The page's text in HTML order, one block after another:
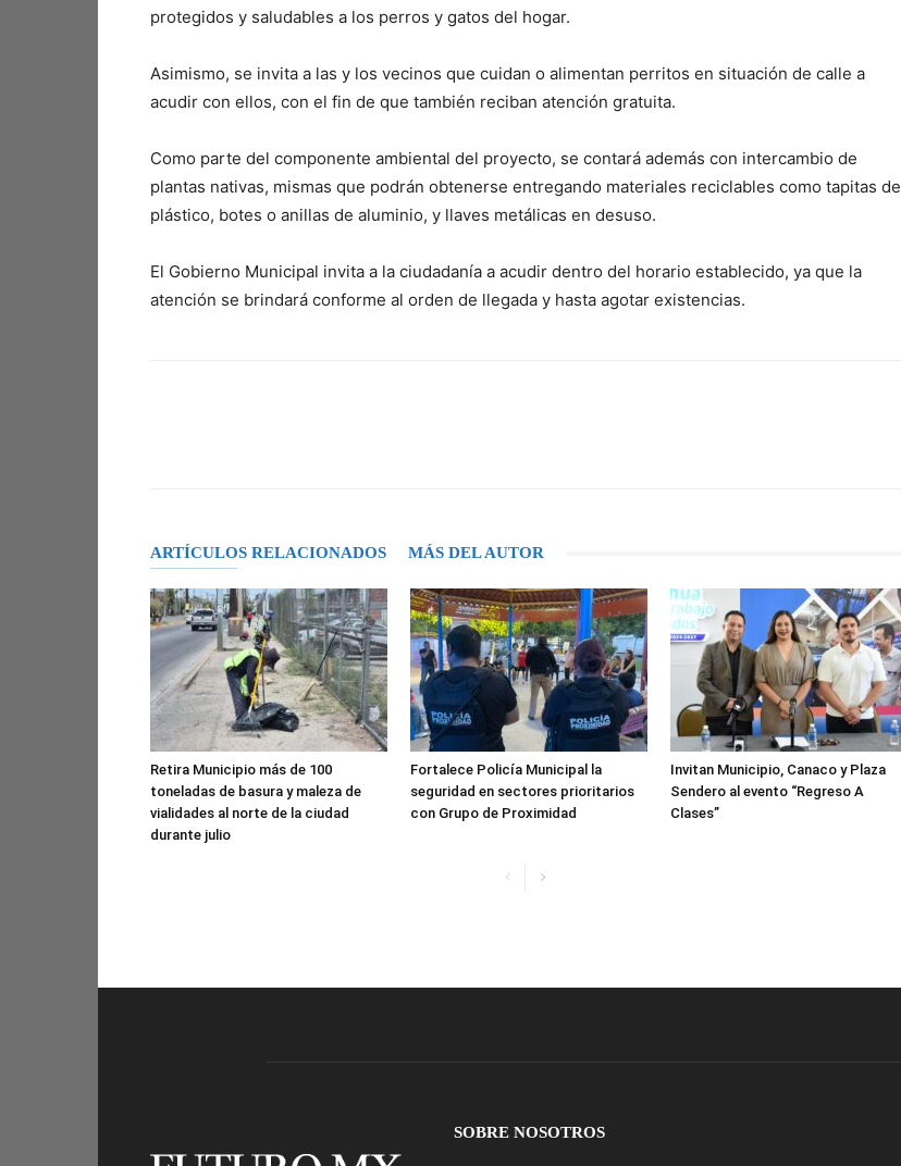
protegidos y saludables a los perros y gatos del hogar.
Asimismo, se invita a las y los vecinos que cuidan o alimentan perritos en situación de calle a
acudir con ellos, con el fin de que también reciban atención gratuita.
Como parte del componente ambiental del proyecto, se contará además con intercambio de
plantas nativas, mismas que podrán obtenerse entregando materiales reciclables como tapitas de
plástico, botes o anillas de aluminio, y llaves metálicas en desuso.
El Gobierno Municipal invita a la ciudadanía a acudir dentro del horario establecido, ya que la
atención se brindará conforme al orden de llegada y hasta agotar existencias.
ARTÍCULOS RELACIONADOS MÁS DEL AUTOR
Retira Municipio más de 100
toneladas de basura y maleza de
vialidades al norte de la ciudad
durante julio
Fortalece Policía Municipal la
seguridad en sectores prioritarios
con Grupo de Proximidad
Invitan Municipio, Canaco y Plaza
Sendero al evento “Regreso A
Clases”
SOBRE NOSOTROS